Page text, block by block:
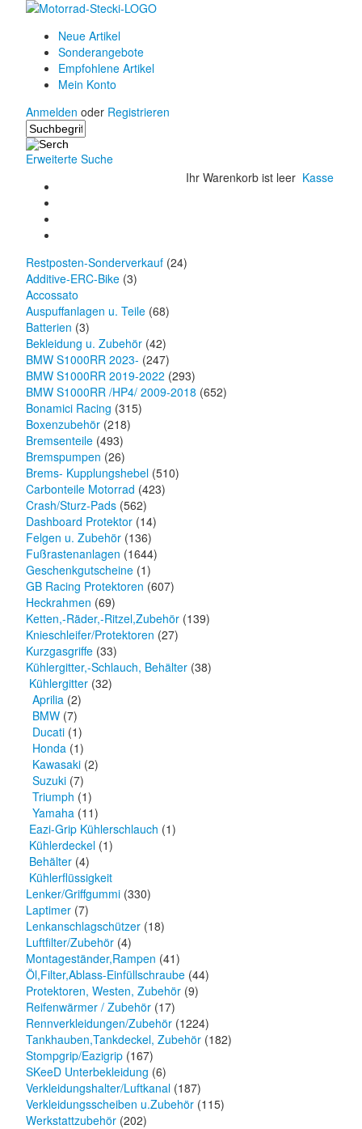
Neue Artikel
Sonderangebote
Empfohlene Artikel
Mein Konto
Anmelden oder Registrieren
Erweiterte Suche
Ihr Warenkorb ist leer Kasse
Restposten-Sonderverkauf (24)
Additive-ERC-Bike (3)
Accossato
Auspuffanlagen u. Teile (68)
Batterien (3)
Bekleidung u. Zubehör (42)
BMW S1000RR 2023- (247)
BMW S1000RR 2019-2022 (293)
BMW S1000RR /HP4/ 2009-2018 (652)
Bonamici Racing (315)
Boxenzubehör (218)
Bremsenteile (493)
Bremspumpen (26)
Brems- Kupplungshebel (510)
Carbonteile Motorrad (423)
Crash/Sturz-Pads (562)
Dashboard Protektor (14)
Felgen u. Zubehör (136)
Fußrastenanlagen (1644)
Geschenkgutscheine (1)
GB Racing Protektoren (607)
Heckrahmen (69)
Ketten,-Räder,-Ritzel,Zubehör (139)
Knieschleifer/Protektoren (27)
Kurzgasgriffe (33)
Kühlergitter,-Schlauch, Behälter (38)
Kühlergitter (32)
Aprilia (2)
BMW (7)
Ducati (1)
Honda (1)
Kawasaki (2)
Suzuki (7)
Triumph (1)
Yamaha (11)
Eazi-Grip Kühlerschlauch (1)
Kühlerdeckel (1)
Behälter (4)
Kühlerflüssigkeit
Lenker/Griffgummi (330)
Laptimer (7)
Lenkanschlagschützer (18)
Luftfilter/Zubehör (4)
Montageständer,Rampen (41)
Öl,Filter,Ablass-Einfüllschraube (44)
Protektoren, Westen, Zubehör (9)
Reifenwärmer / Zubehör (17)
Rennverkleidungen/Zubehör (1224)
Tankhauben,Tankdeckel, Zubehör (182)
Stompgrip/Eazigrip (167)
SKeeD Unterbekleidung (6)
Verkleidungshalter/Luftkanal (187)
Verkleidungsscheiben u.Zubehör (115)
Werkstattzubehör (202)